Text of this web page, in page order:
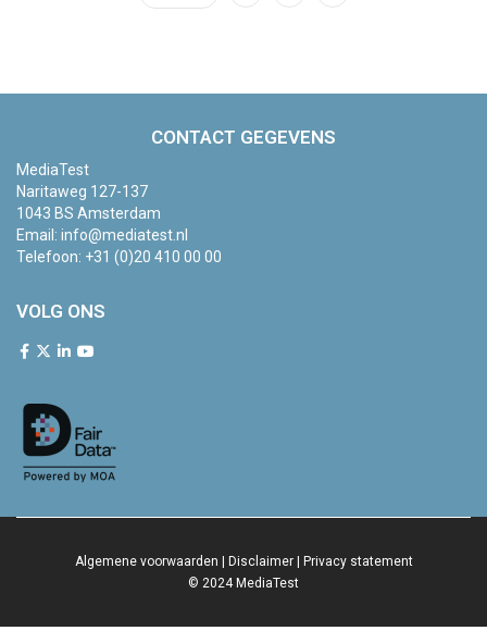
CONTACT GEGEVENS
MediaTest
Naritaweg 127-137
1043 BS Amsterdam
Email: info@mediatest.nl
Telefoon: +31 (0)20 410 00 00
VOLG ONS
Algemene voorwaarden | Disclaimer| Privacy statement
© 2024 MediaTest